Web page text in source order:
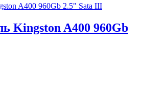
Kingston A400 960Gb